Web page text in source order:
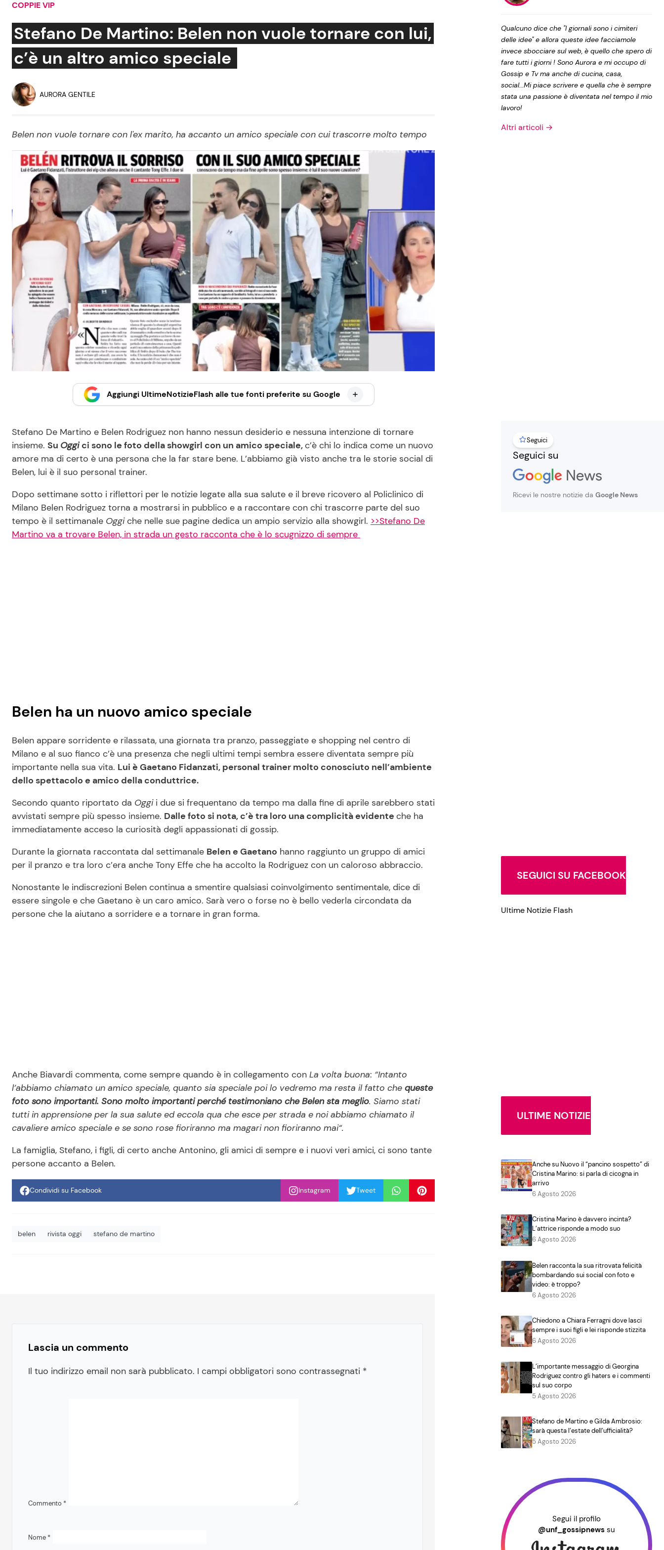
Social News
News dal mondo
Benessere
Mondo Mamma
Salute
Viaggi e Turismo
Festività
Le Ricette in TV
Ricette Facili e Veloci
Ricette Feste
Ricette per Bambini
Privacy Policy
COPPIE VIP
Stefano De Martino: Belen non vuole tornare con lui,
c’è un altro amico speciale
AURORA GENTILE
Belen non vuole tornare con l'ex marito, ha accanto un amico speciale con cui trascorre molto tempo
Aggiungi UltimeNotizieFlash alle tue fonti preferite su Google
Stefano De Martino e Belen Rodriguez non hanno nessun desiderio e nessuna intenzione di tornare
insieme. Su Oggici sono le foto della showgirl con un amico speciale, c’è chi lo indica come un nuovo
amore ma di certo è una persona che la far stare bene. L’abbiamo già visto anche tra le storie social di
Belen, lui è il suo personal trainer.
Dopo settimane sotto i riflettori per le notizie legate alla sua salute e il breve ricovero al Policlinico di
Milano Belen Rodriguez torna a mostrarsi in pubblico e a raccontare con chi trascorre parte del suo
tempo è il settimanale Oggi che nelle sue pagine dedica un ampio servizio alla showgirl. >>Stefano De
Martino va a trovare Belen, in strada un gesto racconta che è lo scugnizzo di sempre
Belen ha un nuovo amico speciale
Belen appare sorridente e rilassata, una giornata tra pranzo, passeggiate e shopping nel centro di
Milano e al suo fianco c’è una presenza che negli ultimi tempi sembra essere diventata sempre più
importante nella sua vita. Lui è Gaetano Fidanzati, personal trainer molto conosciuto nell’ambiente
dello spettacolo e amico della conduttrice.
Secondo quanto riportato da Oggii due si frequentano da tempo ma dalla fine di aprile sarebbero stati
avvistati sempre più spesso insieme. Dalle foto si nota, c’è tra loro una complicità evidente che ha
immediatamente acceso la curiosità degli appassionati di gossip.
Durante la giornata raccontata dal settimanale Belen e Gaetano hanno raggiunto un gruppo di amici
per il pranzo e tra loro c’era anche Tony Effe che ha accolto la Rodriguez con un caloroso abbraccio.
Nonostante le indiscrezioni Belen continua a smentire qualsiasi coinvolgimento sentimentale, dice di
essere singole e che Gaetano è un caro amico. Sarà vero o forse no è bello vederla circondata da
persone che la aiutano a sorridere e a tornare in gran forma.
Anche Biavardi commenta, come sempre quando è in collegamento con La volta buona: “Intanto
l’abbiamo chiamato un amico speciale, quanto sia speciale poi lo vedremo ma resta il fatto che queste
foto sono importanti. Sono molto importanti perché testimoniano che Belen sta meglio. Siamo stati
tutti in apprensione per la sua salute ed eccola qua che esce per strada e noi abbiamo chiamato il
cavaliere amico speciale e se sono rose fioriranno ma magari non fioriranno mai“.
La famiglia, Stefano, i figli, di certo anche Antonino, gli amici di sempre e i nuovi veri amici, ci sono tante
persone accanto a Belen.
Condividi su Facebook Instagram Tweet
belen rivista oggi stefano de martino
Lascia un commento
Il tuo indirizzo email non sarà pubblicato. I campi obbligatori sono contrassegnati *
Commento *
Nome *
Qualcuno dice che "I giornali sono i cimiteri
delle idee" e allora queste idee facciamole
invece sbocciare sul web, è quello che spero di
fare tutti i giorni ! Sono Aurora e mi occupo di
Gossip e Tv ma anche di cucina, casa,
social...Mi piace scrivere e quella che è sempre
stata una passione è diventata nel tempo il mio
lavoro!
Altri articoli →
Seguici
Seguici su
Ricevi le nostre notizie da Google News
SEGUICI SU FACEBOOK
Ultime Notizie Flash
ULTIME NOTIZIE
Anche su Nuovo il “pancino sospetto” di
Cristina Marino: si parla di cicogna in
arrivo
6 Agosto 2026
Cristina Marino è davvero incinta?
L’attrice risponde a modo suo
6 Agosto 2026
Belen racconta la sua ritrovata felicità
bombardando sui social con foto e
video: è troppo?
6 Agosto 2026
Chiedono a Chiara Ferragni dove lasci
sempre i suoi figli e lei risponde stizzita
6 Agosto 2026
L’importante messaggio di Georgina
Rodriguez contro gli haters e i commenti
sul suo corpo
5 Agosto 2026
Stefano de Martino e Gilda Ambrosio:
sarà questa l’estate dell’ufficialità?
5 Agosto 2026
Segui il profilo
@unf_gossipnews su